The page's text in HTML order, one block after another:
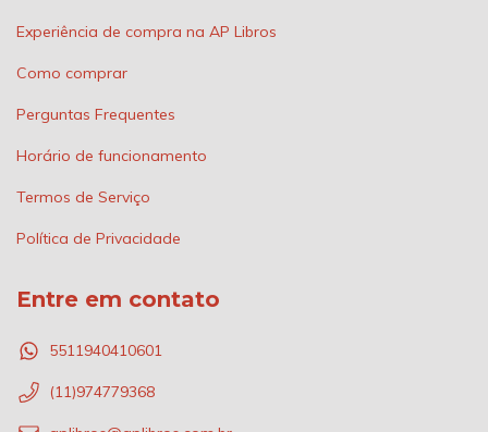
Experiência de compra na AP Libros
Como comprar
Perguntas Frequentes
Horário de funcionamento
Termos de Serviço
Política de Privacidade
Entre em contato
5511940410601
(11)974779368